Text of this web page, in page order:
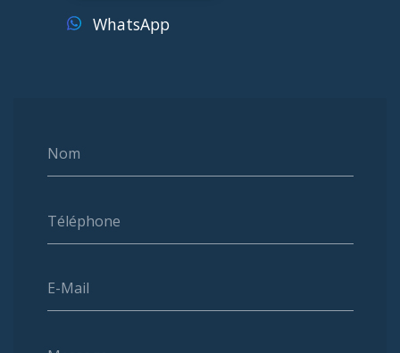
Nom
Téléphone
E-Mail
WhatsApp